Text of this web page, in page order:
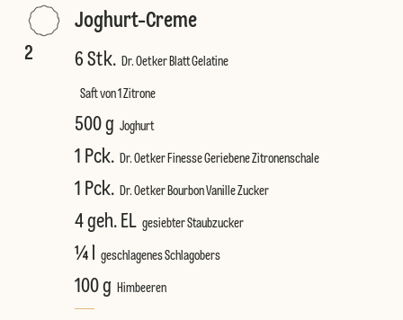
2
Joghurt-Creme
6 Stk. Dr. Oetker Blatt Gelatine
Saft von 1 Zitrone
500 g Joghurt
1 Pck. Dr. Oetker Finesse Geriebene Zitronenschale
1 Pck. Dr. Oetker Bourbon Vanille Zucker
4 geh. EL gesiebter Staubzucker
¼ l geschlagenes Schlagobers
100 g Himbeeren